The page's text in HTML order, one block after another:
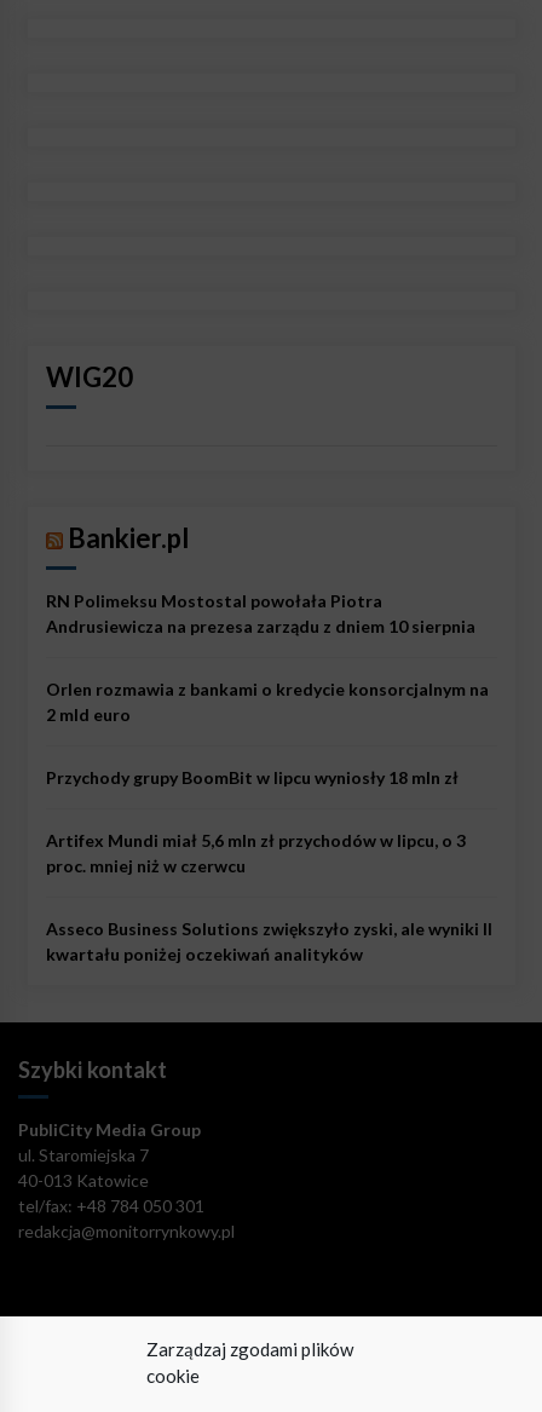
Zarządzaj zgodami plików
cookie
WIG20
Bankier.pl
RN Polimeksu Mostostal powołała Piotra
Andrusiewicza na prezesa zarządu z dniem 10 sierpnia
Orlen rozmawia z bankami o kredycie konsorcjalnym na
2 mld euro
Przychody grupy BoomBit w lipcu wyniosły 18 mln zł
Artifex Mundi miał 5,6 mln zł przychodów w lipcu, o 3
proc. mniej niż w czerwcu
Asseco Business Solutions zwiększyło zyski, ale wyniki II
kwartału poniżej oczekiwań analityków
Szybki kontakt
PubliCity Media Group
ul. Staromiejska 7
40-013 Katowice
tel/fax: +48 784 050 301
redakcja@monitorrynkowy.pl
Pozostańmy w kontakcie!